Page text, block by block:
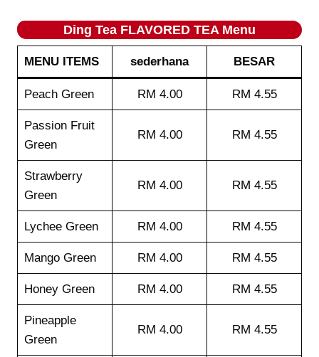
Ding Tea FLAVORED TEA Menu
MENU ITEMS sederhana BESAR
Peach Green RM 4.00 RM 4.55
Passion Fruit
Green
RM 4.00 RM 4.55
Strawberry
Green
RM 4.00 RM 4.55
Lychee Green RM 4.00 RM 4.55
Mango Green RM 4.00 RM 4.55
Honey Green RM 4.00 RM 4.55
Pineapple
Green
RM 4.00 RM 4.55